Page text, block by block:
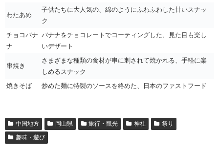
わたあめ
子供たちに大人気の、綿のようにふわふわした甘いスナッ
ク
チョコバナ
ナ
バナナをチョコレートでコーティングした、見た目も楽し
いデザート
串焼き
さまざまな種類の食材が串に刺されて焼かれる、手軽に楽
しめるスナック
焼きそば
炒めた麺に特製のソースを絡めた、日本のファストフード
中国地方 岡山県 旅行・観光 神社
祭り
趣味・遊び